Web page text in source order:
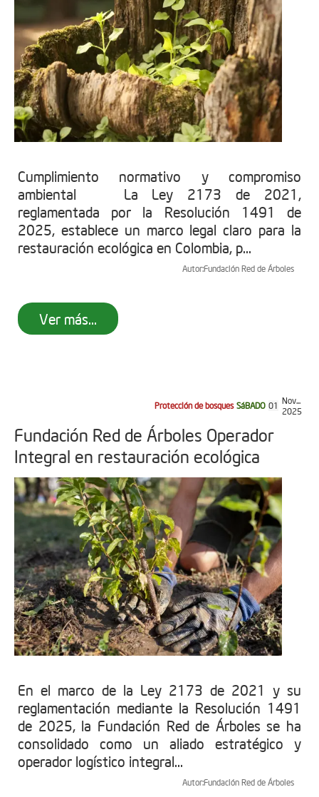
Cumplimiento normativo y compromiso
ambiental La Ley 2173 de 2021,
reglamentada por la Resolución 1491 de
2025, establece un marco legal claro para la
restauración ecológica en Colombia, p...
Autor:Fundación Red de Árboles
Ver más...
Protección de bosques SáBADO 01 Nov...
2025
Fundación Red de Árboles Operador
Integral en restauración ecológica
En el marco de la Ley 2173 de 2021 y su
reglamentación mediante la Resolución 1491
de 2025, la Fundación Red de Árboles se ha
consolidado como un aliado estratégico y
operador logístico integral...
Autor:Fundación Red de Árboles